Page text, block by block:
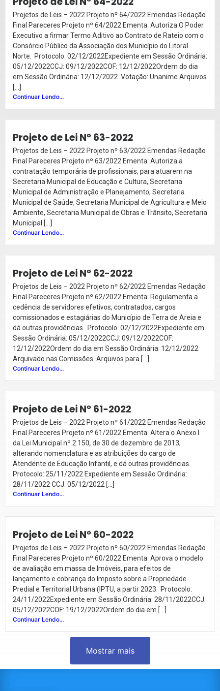
Projetos de Leis – 2022 Projeto nº 64/2022 Emendas Redação
Final Pareceres Projeto nº 64/2022 Ementa: Autoriza O Poder
Executivo a firmar Termo Aditivo ao Contrato de Rateio com o
Consórcio Público da Associação dos Município do Litoral
Norte. Protocolo: 02/12/2022Expediente em Sessão Ordinária:
05/12/2022CCJ: 09/12/2022COF: 12/12/2022Ordem do dia
em Sessão Ordinária: 12/12/2022 Votação: Unanime Arquivos
[…]
Continuar Lendo...
Projeto de Lei Nº 63-2022
Projetos de Leis – 2022 Projeto nº 63/2022 Emendas Redação
Final Pareceres Projeto nº 63/2022 Ementa: Autoriza a
contratação temporária de profissionais, para atuarem na
Secretaria Municipal de Educação e Cultura, Secretaria
Municipal de Administração e Planejamento, Secretaria
Municipal de Saúde, Secretaria Municipal de Agricultura e Meio
Ambiente, Secretaria Municipal de Obras e Trânsito, Secretaria
Municipal […]
Continuar Lendo...
Projeto de Lei Nº 62-2022
Projetos de Leis – 2022 Projeto nº 62/2022 Emendas Redação
Final Pareceres Projeto nº 62/2022 Ementa: Regulamenta a
cedência de servidores efetivos, contratados, cargos
comissionados e estagiárias do Município de Terra de Areia e
dá outras providências. Protocolo: 02/12/2022Expediente em
Sessão Ordinária: 05/12/2022CCJ: 09/12/2022COF:
12/12/2022Ordem do dia em Sessão Ordinária: 12/12/2022
Arquivado nas Comissões. Arquivos para […]
Continuar Lendo...
Projeto de Lei Nº 61-2022
Projetos de Leis – 2022 Projeto nº 61/2022 Emendas Redação
Final Pareceres Projeto nº 61/2022 Ementa: Altera o Anexo I
da Lei Municipal nº 2.150, de 30 de dezembro de 2013,
alterando nomenclatura e as atribuições do cargo de
Atendente de Educação Infantil, e dá outras providências.
Protocolo: 25/11/2022 Expediente em Sessão Ordinária:
28/11/2022 CCJ: 05/12/2022 […]
Continuar Lendo...
Projeto de Lei Nº 60-2022
Projetos de Leis – 2022 Projeto nº 60/2022 Emendas Redação
Final Pareceres Projeto nº 60/2022 Ementa: Aprova o modelo
de avaliação em massa de Imóveis, para efeitos de
lançamento e cobrança do Imposto sobre a Propriedade
Predial e Territorial Urbana (IPTU, a partir 2023. Protocolo:
24/11/2022Expediente em Sessão Ordinária: 28/11/2022CCJ:
05/12/2022COF: 19/12/2022Ordem do dia em […]
Continuar Lendo...
Mostrar mais